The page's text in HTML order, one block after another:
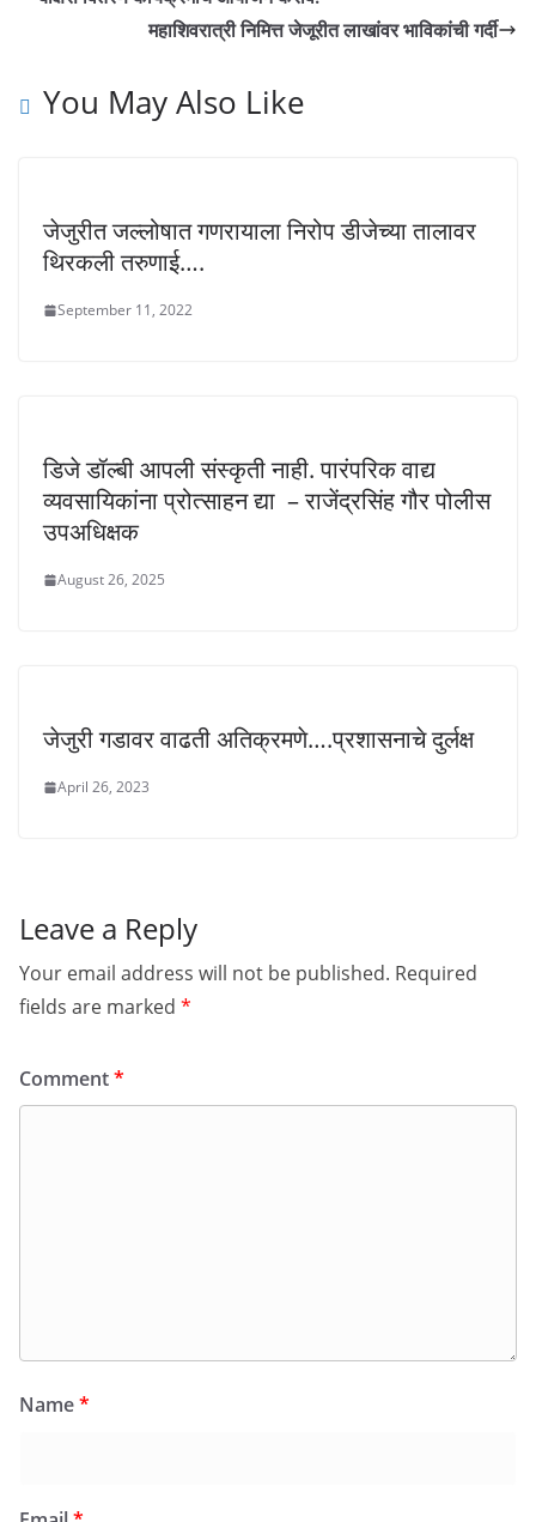
महाशिवरात्री निमित्त जेजूरीत लाखांवर भाविकांची गर्दी
You May Also Like
जेजुरीत जल्लोषात गणरायाला निरोप डीजेच्या तालावर
थिरकली तरुणाई….
September 11, 2022
डिजे डॉल्बी आपली संस्कृती नाही. पारंपरिक वाद्य
व्यवसायिकांना प्रोत्साहन द्या – राजेंद्रसिंह गौर पोलीस
उपअधिक्षक
August 26, 2025
जेजुरी गडावर वाढती अतिक्रमणे….प्रशासनाचे दुर्लक्ष
April 26, 2023
Leave a Reply
Your email address will not be published. Required
fields are marked *
Comment*
Name*